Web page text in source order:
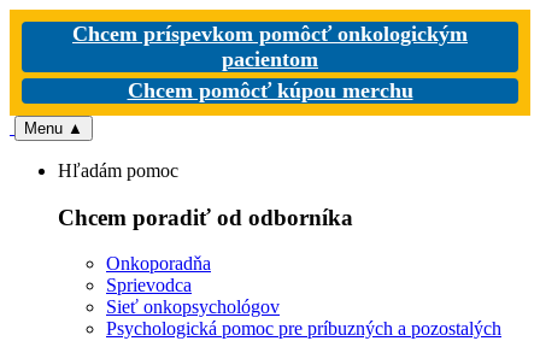
Chcem príspevkom pomôcť onkologickým
pacientom
Chcem pomôcť kúpou merchu
Menu ▲
Hľadám pomoc
Chcem poradiť od odborníka
Onkoporadňa
Sprievodca
Sieť onkopsychológov
Psychologická pomoc pre príbuzných a pozostalých